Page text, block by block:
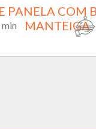
PANELA COM
MANTEIGA
min